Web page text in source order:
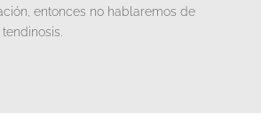
entonces no hablaremos de